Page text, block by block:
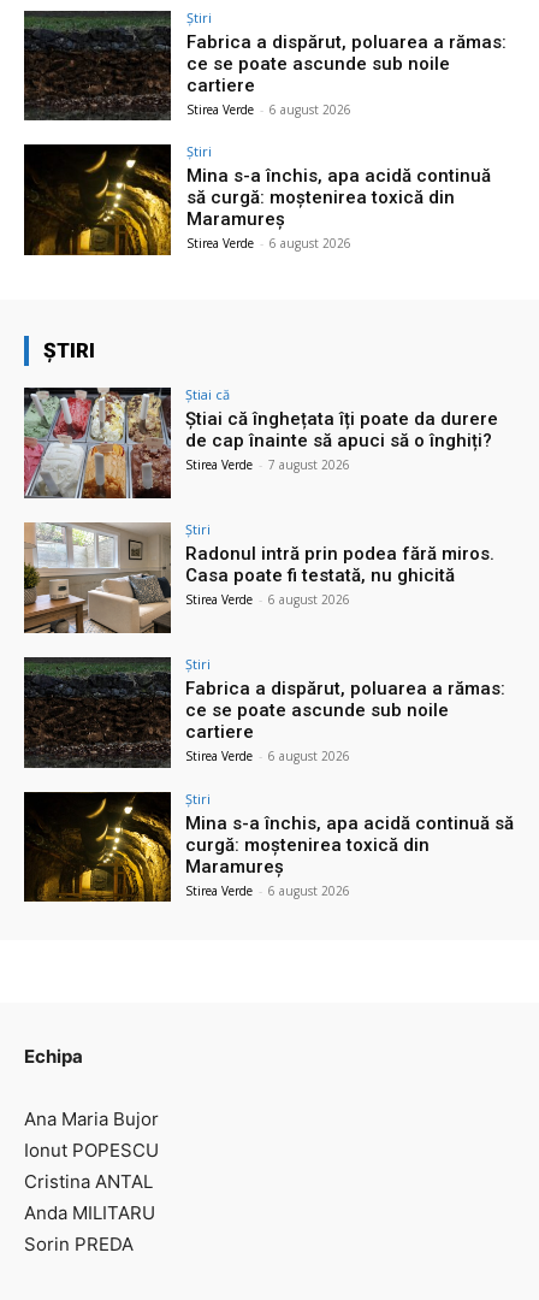
Știri
Fabrica a dispărut, poluarea a rămas:
ce se poate ascunde sub noile
cartiere
Stirea Verde - 6 august 2026
Știri
Mina s-a închis, apa acidă continuă
să curgă: moștenirea toxică din
Maramureș
Stirea Verde - 6 august 2026
ȘTIRI
Știai că
Știai că înghețata îți poate da durere
de cap înainte să apuci să o înghiți?
Stirea Verde - 7 august 2026
Știri
Radonul intră prin podea fără miros.
Casa poate fi testată, nu ghicită
Stirea Verde - 6 august 2026
Știri
Fabrica a dispărut, poluarea a rămas:
ce se poate ascunde sub noile
cartiere
Stirea Verde - 6 august 2026
Știri
Mina s-a închis, apa acidă continuă să
curgă: moștenirea toxică din
Maramureș
Stirea Verde - 6 august 2026
Echipa
Ana Maria Bujor
Ionut POPESCU
Cristina ANTAL
Anda MILITARU
Sorin PREDA